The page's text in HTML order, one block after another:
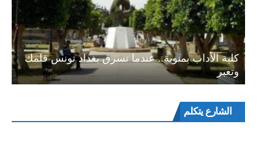
كلية الأداب بمنوبة.. عندما تسرق بغداد تونس قلمك
وتعبر
الشارع يتكلممشغل